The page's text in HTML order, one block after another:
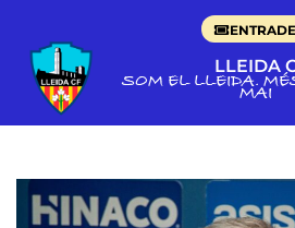
LLEIDA
SOM EL LLEIDA.
MAI